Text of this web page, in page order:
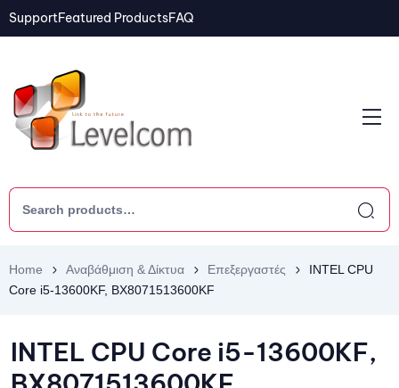
SupportFeatured ProductsFAQ
Home Αναβάθμιση & Δίκτυα Επεξεργαστές
INTEL CPU
Core i5-13600KF, BX8071513600KF
INTEL CPU Core i5-13600KF,